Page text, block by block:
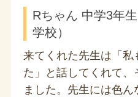
Rちゃん 中学3年
学校）
来てくれた先生は「私
た」と話してくれて、
ました。先生には色